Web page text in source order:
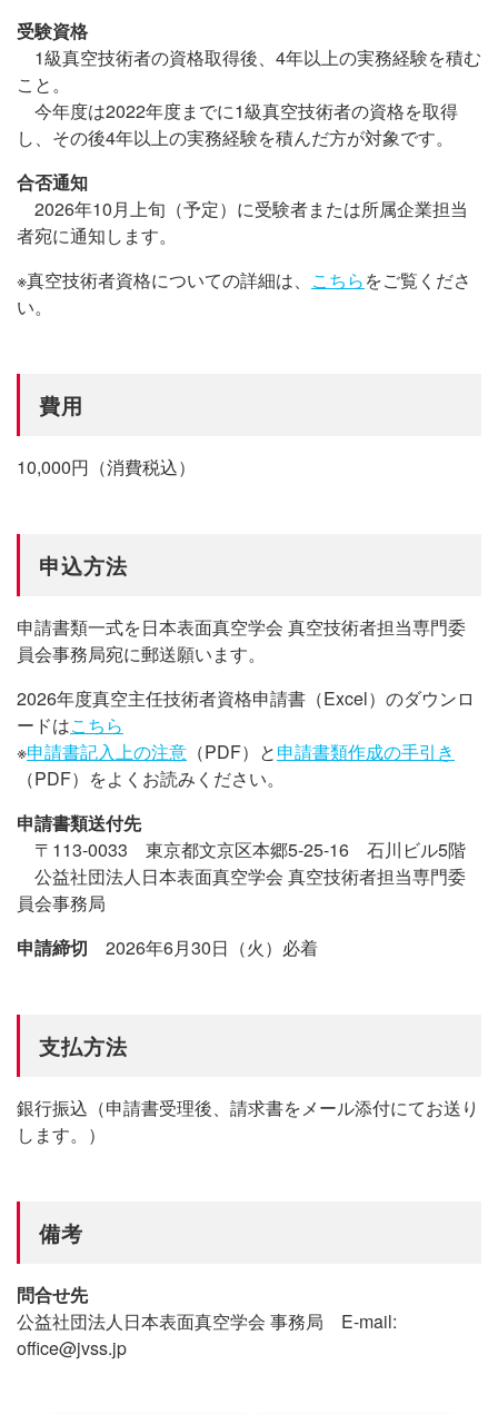
受験資格
1級真空技術者の資格取得後、4年以上の実務経験を積む
こと。
今年度は2022年度までに1級真空技術者の資格を取得
し、その後4年以上の実務経験を積んだ方が対象です。
合否通知
2026年10月上旬（予定）に受験者または所属企業担当
者宛に通知します。
※真空技術者資格についての詳細は、 こちらをご覧くださ
い。
費用
10,000円（消費税込）
申込方法
申請書類一式を日本表面真空学会 真空技術者担当専門委
員会事務局宛に郵送願います。
2026年度真空主任技術者資格申請書（Excel）のダウンロ
ードはこちら
※申請書記入上の注意 （PDF）と申請書類作成の手引き
（PDF）をよくお読みください。
申請書類送付先
〒113-0033 東京都文京区本郷5-25-16 石川ビル5階
公益社団法人日本表面真空学会 真空技術者担当専門委
員会事務局
申請締切 2026年6月30日（火）必着
支払方法
銀行振込（申請書受理後、請求書をメール添付にてお送り
します。）
備考
問合せ先
公益社団法人日本表面真空学会 事務局 E-mail:
office@jvss.jp